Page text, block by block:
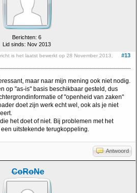
Berichten: 6
Lid sinds: Nov 2013
#13
is het laatst bewerkt op 28 November 2013,
maar naar mijn mening ook niet nodig.
op "as-is" basis beschikbaar gesteld, dus
of "openheid van zaken"
doet zijn werk echt wel, ook als je niet
het doet of niet. Bij problemen met het
uitstekende terugkoppeling.
Antwoord
CoRoNe